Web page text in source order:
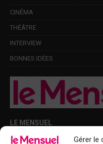
Gérer le
CINÉMA
THÉÂTRE
INTERVIEW
BONNES IDÉES
LE MENSUEL